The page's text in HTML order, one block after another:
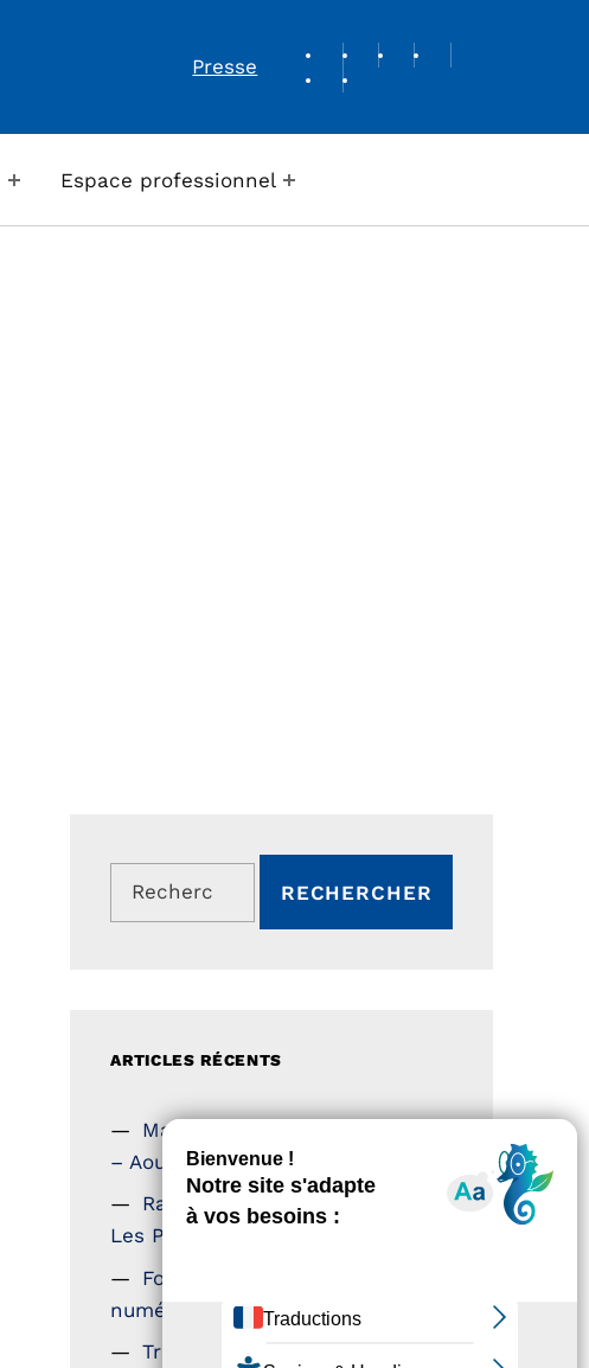
Presse
REVUE DE PRESSE
Espace professionnel
Rechercher :
ARTICLES RÉCENTS
Magazine Tourisme Accessible
– Aout 2026
Rallye Aicha des Gazelles –
Les Petillantes
Formation Communication
numérique
Trophées Horizons – Acteurs